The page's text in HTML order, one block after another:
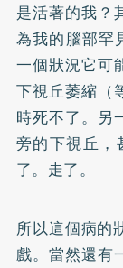
是活著的我？
為我的腦部罕
一個狀況它可
下視丘萎縮（
時死不了。另
旁的下視丘，
了。走了。
所以這個病的
戲。當然還有